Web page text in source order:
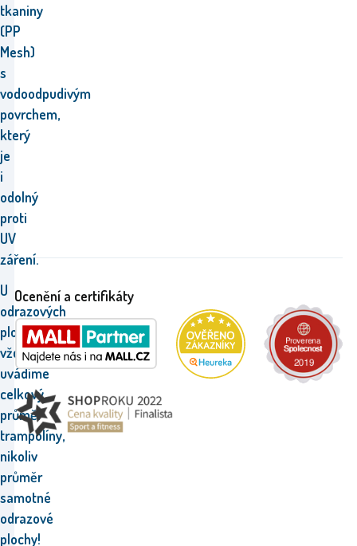
tkaniny
(PP
Mesh)
s
vodoodpudivým
povrchem,
který
je
i
odolný
proti
UV
záření.
U
odrazových
ploch
vždy
uvádíme
celkový
průměr
trampolíny,
nikoliv
průměr
samotné
odrazové
plochy!
Ocenění a certifikáty